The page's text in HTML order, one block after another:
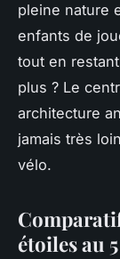
pleine nature
enfants de
tout en
plus ? Le
architecture
jamais très
vélo.
étoiles au